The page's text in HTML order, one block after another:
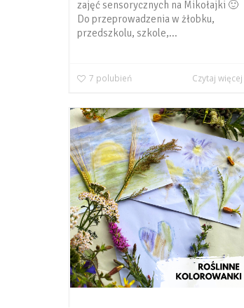
zajęć sensorycznych na Mikołajki 🙂
Do przeprowadzenia w żłobku,
przedszkolu, szkole,...
7 polubień Czytaj więcej